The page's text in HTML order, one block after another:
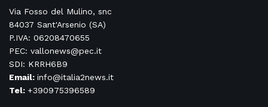
Via Fosso del Mulino, snc
84037 Sant'Arsenio (SA)
P.IVA: 06208470655
PEC: vallonews@pec.it
SDI: KRRH6B9
Email: info@italia2news.it
Tel: +390975396589